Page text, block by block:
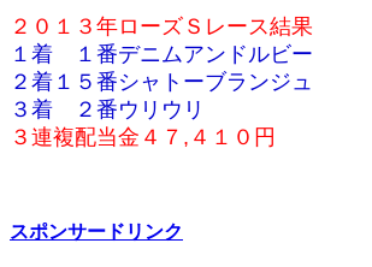
２０１３年ローズＳレース結果
１着 １番デニムアンドルビー
２着１５番シャトーブランジュ
３着 ２番ウリウリ
３連複配当金４７,４１０円
スポンサードリンク